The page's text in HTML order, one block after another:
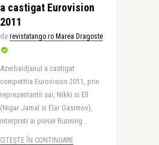
a castigat Eurovision
2011
de revistatango.ro Marea Dragoste
Azerbaidjanul a castigat
competitia Eurovision 2011, prin
reprezentantii sai, Nikki si Ell
(Nigar Jamal si Elar Gasimov),
interpreti ai piesei Running ..
CITEȘTE ÎN CONTINUARE